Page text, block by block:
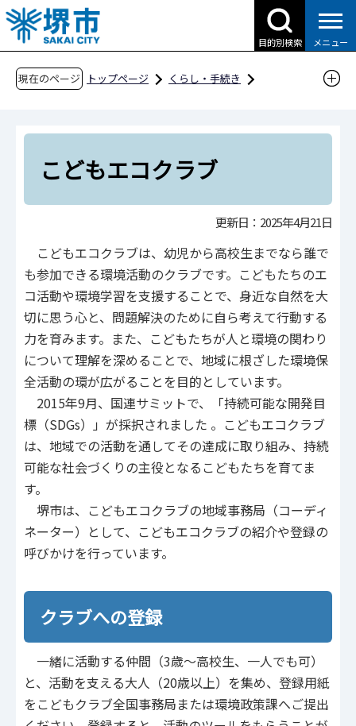
こ
の
ペ
目的別検索 メニュー
現在のページ トップページ
くらし・手続き
活動への参加・協働
こどもエコクラブ
こどもエコクラブ
更新日：2025年4月21日
こどもエコクラブは、幼児から高校生までなら誰で
も参加できる環境活動のクラブです。こどもたちのエ
コ活動や環境学習を支援することで、身近な自然を大
切に思う心と、問題解決のために自ら考えて行動する
力を育みます。また、こどもたちが人と環境の関わり
について理解を深めることで、地域に根ざした環境保
全活動の環が広がることを目的としています。
2015年9月、国連サミットで、「持続可能な開発目
標（SDGs）」が採択されました 。こどもエコクラブ
は、地域での活動を通してその達成に取り組み、持続
可能な社会づくりの主役となるこどもたちを育てま
す。
堺市は、こどもエコクラブの地域事務局（コーディ
ネーター）として、こどもエコクラブの紹介や登録の
呼びかけを行っています。
クラブへの登録
一緒に活動する仲間（3歳～高校生、一人でも可）
と、活動を支える大人（20歳以上）を集め、登録用紙
をこどもクラブ全国事務局または環境政策課へご提出